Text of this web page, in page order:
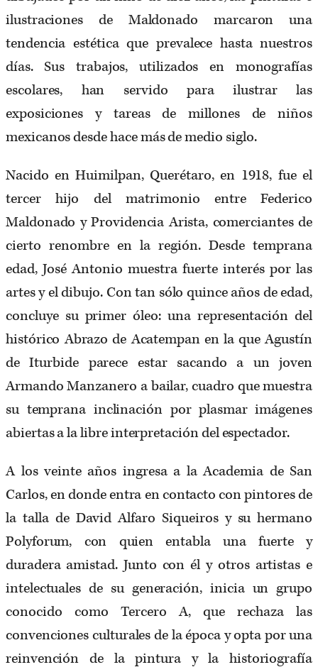
ilustraciones de Maldonado marcaron una
tendencia estética que prevalece hasta nuestros
días. Sus trabajos, utilizados en monografías
escolares, han servido para ilustrar las
exposiciones y tareas de millones de niños
mexicanos desde hace más de medio siglo.
Nacido en Huimilpan, Querétaro, en 1918, fue el
tercer hijo del matrimonio entre Federico
Maldonado y Providencia Arista, comerciantes de
cierto renombre en la región. Desde temprana
edad, José Antonio muestra fuerte interés por las
artes y el dibujo. Con tan sólo quince años de edad,
concluye su primer óleo: una representación del
histórico Abrazo de Acatempan en la que Agustín
de Iturbide parece estar sacando a un joven
Armando Manzanero a bailar, cuadro que muestra
su temprana inclinación por plasmar imágenes
abiertas a la libre interpretación del espectador.
A los veinte años ingresa a la Academia de San
Carlos, en donde entra en contacto con pintores de
la talla de David Alfaro Siqueiros y su hermano
Polyforum, con quien entabla una fuerte y
duradera amistad. Junto con él y otros artistas e
intelectuales de su generación, inicia un grupo
conocido como Tercero A, que rechaza las
convenciones culturales de la época y opta por una
reinvención de la pintura y la historiografía